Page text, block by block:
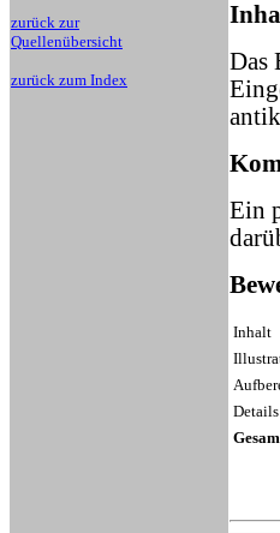
zurück zur
Quellenübersicht
zurück zum Index
Das
Ein
Inhalt
Details